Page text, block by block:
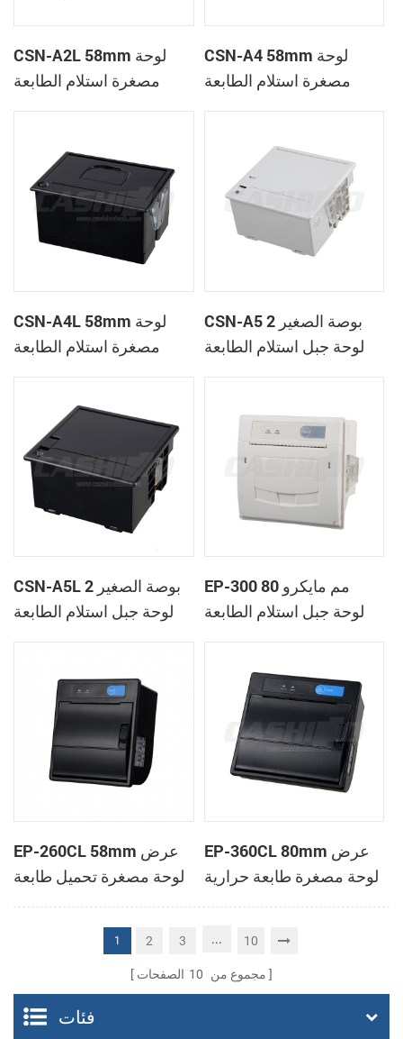
CSN-A2L 58mm لوحة
مصغرة استلام الطابعة
CSN-A4 58mm لوحة
مصغرة استلام الطابعة
CSN-A4L 58mm لوحة
مصغرة استلام الطابعة
CSN-A5 2 بوصة الصغير
لوحة جبل استلام الطابعة
CSN-A5L 2 بوصة الصغير
لوحة جبل استلام الطابعة
EP-300 80 مم مايكرو
لوحة جبل استلام الطابعة
EP-260CL 58mm عرض
لوحة مصغرة تحميل طابعة
حرارية مع لصناعة
السيارات في القاطع
EP-360CL 80mm عرض
لوحة مصغرة طابعة حرارية
مع لصناعة السيارات في
1 2 3 ... 10
مجموع من 10 الصفحات
فئات